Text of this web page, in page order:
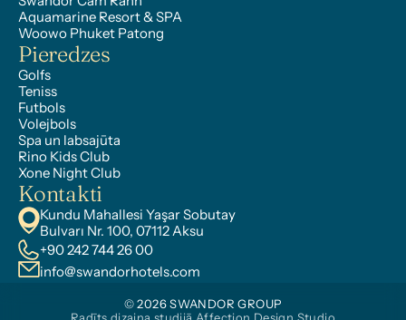
Aquamarine Resort & SPA
Woowo Phuket Patong
Pieredzes
Golfs
Teniss
Futbols
Volejbols
Spa un labsajūta
Rino Kids Club
Xone Night Club
Kontakti
Kundu Mahallesi Yaşar Sobutay
Bulvarı Nr. 100, 07112 Aksu
+90 242 744 26 00
info@swandorhotels.com
© 2026 SWANDOR GROUP